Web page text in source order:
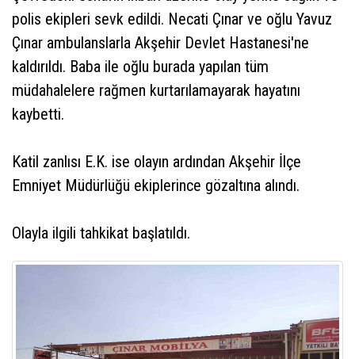
polis ekipleri sevk edildi. Necati Çınar ve oğlu Yavuz
Çınar ambulanslarla Akşehir Devlet Hastanesi'ne
kaldırıldı. Baba ile oğlu burada yapılan tüm
müdahalelere rağmen kurtarılamayarak hayatını
kaybetti.
Katil zanlısı E.K. ise olayın ardından Akşehir İlçe
Emniyet Müdürlüğü ekiplerince gözaltına alındı.
Olayla ilgili tahkikat başlatıldı.